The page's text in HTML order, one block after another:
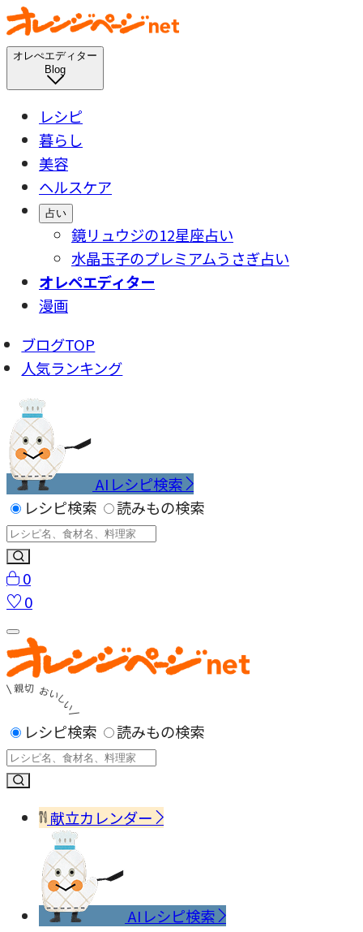
オレぺエディター
Blog
レシピ
暮らし
美容
ヘルスケア
占い
鏡リュウジの12星座占い
水晶玉子のプレミアムうさぎ占い
オレペエディター
漫画
ブログTOP
人気ランキング
AIレシピ検索
レシピ検索
読みもの検索
0
0
レシピ検索 読みもの検索
献立カレンダー
AIレシピ検索